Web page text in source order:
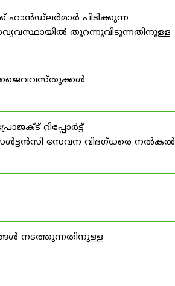
പിടിക്കുന്ന
തുറന്നുവിടുന്നതിനുള്ള
ജൈവവസ്തുക്കൾ
റിപ്പോർട്ട്
സേവന വിദഗ്ധരെ നൽകൽ
നടത്തുന്നതിനുള്ള